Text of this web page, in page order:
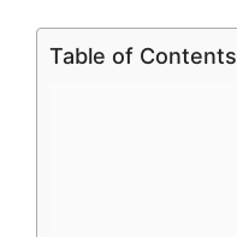
Table of Contents